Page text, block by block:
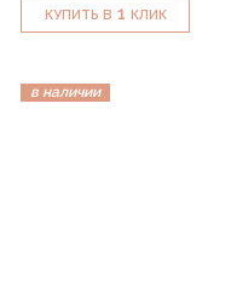
КУПИТЬ В 1 КЛИК
в наличии